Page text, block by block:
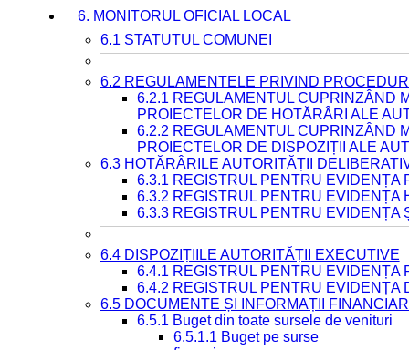
6. MONITORUL OFICIAL LOCAL
6.1 STATUTUL COMUNEI
6.2 REGULAMENTELE PRIVIND
6.2.1 REGULAMENTUL CUPRINZÂND
PROIECTELOR DE HOTĂRÂRI ALE
6.2.2 REGULAMENTUL CUPRINZÂND
PROIECTELOR DE DISPOZIȚII ALE
6.3 HOTĂRÂRILE AUTORITĂȚII
6.3.1 REGISTRUL PENTRU EVIDENȚA
6.3.2 REGISTRUL PENTRU EVIDENȚA
6.3.3 REGISTRUL PENTRU EVIDENȚA
6.4 DISPOZIȚIILE AUTORITĂȚII EXECUTIVE
6.4.1 REGISTRUL PENTRU EVIDENȚA
6.4.2 REGISTRUL PENTRU EVIDENȚA
6.5 DOCUMENTE ȘI INFORMAȚII
6.5.1 Buget din toate sursele de venituri
6.5.1.1 Buget pe surse